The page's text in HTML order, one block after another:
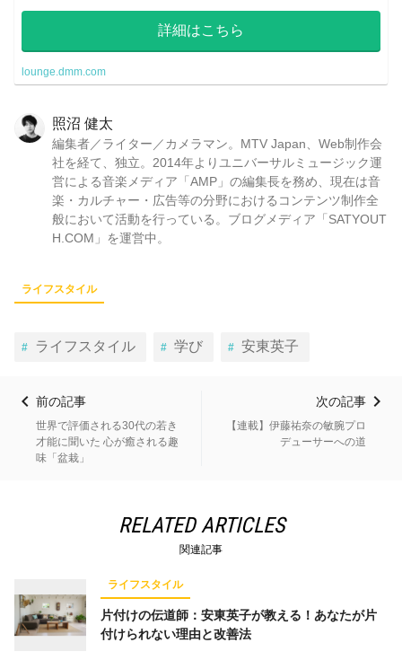
詳細はこちら
lounge.dmm.com
照沼 健太
編集者／ライター／カメラマン。MTV Japan、Web制作会
社を経て、独立。2014年よりユニバーサルミュージック運
営による音楽メディア「AMP」の編集長を務め、現在は音
楽・カルチャー・広告等の分野におけるコンテンツ制作全
般において活動を行っている。ブログメディア「SATYOUT
H.COM」を運営中。
ライフスタイル
ライフスタイル 学び 安東英子
前の記事
世界で評価される30代の若き
才能に聞いた 心が癒される趣
味「盆栽」
次の記事
【連載】伊藤祐奈の敏腕プロ
デューサーへの道
RELATED ARTICLES
関連記事
ライフスタイル
片付けの伝道師：安東英子が教える！あなたが片
付けられない理由と改善法